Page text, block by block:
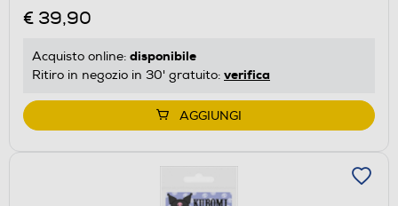
€ 39,90
Acquisto online: disponibile
Ritiro in negozio in 30' gratuito: verifica
AGGIUNGI